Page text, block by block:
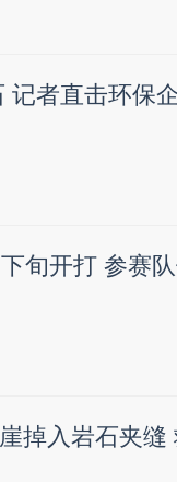
记者直击环保
旬开打 参赛
掉入岩石夹缝